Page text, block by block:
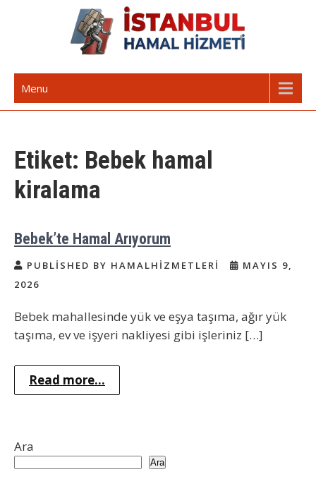
İstanbul Günlük Hamal | Hamal
Arıyorum Hamal Lazım
Menu
Etiket: Bebek hamal
kiralama
Bebek’te Hamal Arıyorum
PUBLISHED BY HAMALHIZMETLERI
MAYIS 9,
2026
Bebek mahallesinde yük ve eşya taşıma, ağır yük
taşıma, ev ve işyeri nakliyesi gibi işleriniz […]
Read more...
Ara
Ara